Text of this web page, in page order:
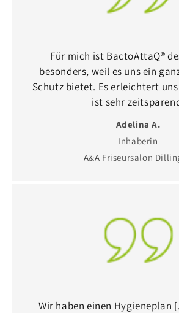
Für mich ist BactoAttaQ®
besonders, weil es uns ein
Schutz bietet. Es erleichtert
ist sehr
Adelina A.
Inhaberin
A&A Friseursalon
Wir haben einen Hygieneplan